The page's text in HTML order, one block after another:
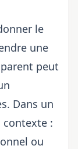
le
une
peut
Dans un
contexte :
ou